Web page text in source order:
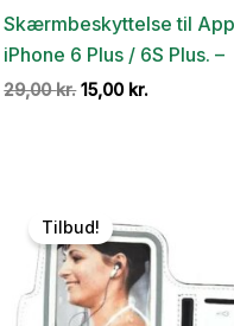
Skærmbeskyttelse til
iPhone 6 Plus / 6S Plus. –
29,00kr. Den
15,00 kr.
Tilbud!